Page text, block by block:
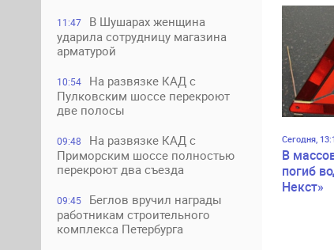
11:47
В Шушарах женщина
ударила сотрудницу магазина
арматурой
10:54
На развязке КАД с
Пулковским шоссе перекроют
две полосы
09:48
На развязке КАД с
Приморским шоссе полностью
перекроют два съезда
09:45
Беглов вручил награды
работникам строительного
комплекса Петербурга
Сегодня,
В
погиб
Некст»